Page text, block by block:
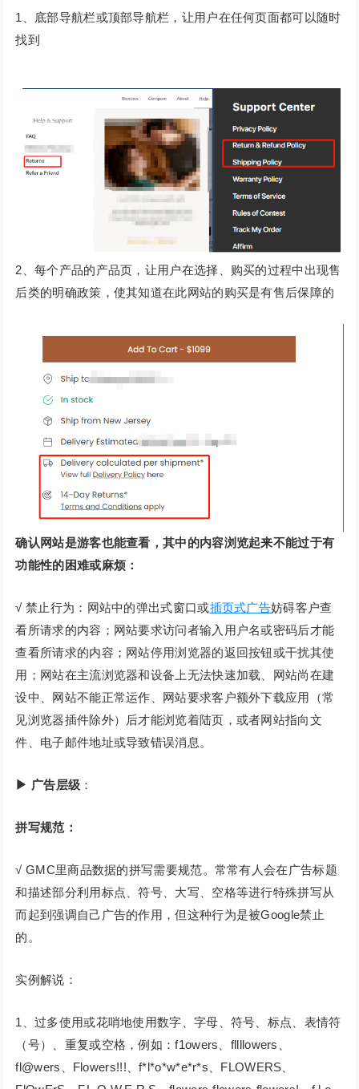
1、底部导航栏或顶部导航栏，让用户在任何页面都可以随时
找到
2、每个产品的产品页，让用户在选择、购买的过程中出现售
后类的明确政策，使其知道在此网站的购买是有售后保障的
确认网站是游客也能查看，其中的内容浏览起来不能过于有
功能性的困难或麻烦：
√ 禁止行为：网站中的弹出式窗口或插页式广告妨碍客户查
看所请求的内容；网站要求访问者输入用户名或密码后才能
查看所请求的内容；网站停用浏览器的返回按钮或干扰其使
用；网站在主流浏览器和设备上无法快速加载、网站尚在建
设中、网站不能正常运作、网站要求客户额外下载应用（常
见浏览器插件除外）后才能浏览着陆页，或者网站指向文
件、电子邮件地址或导致错误消息。
▶ 广告层级 ：
拼写规范：
√ GMC里商品数据的拼写需要规范。常常有人会在广告标题
和描述部分利用标点、符号、大写、空格等进行特殊拼写从
而起到强调自己广告的作用，但这种行为是被Google禁止
的。
实例解说：
1、过多使用或花哨地使用数字、字母、符号、标点、表情符
（号）、重复或空格，例如：f1owers、fllllowers、
fl@wers、Flowers!!!、f*l*o*w*e*r*s、FLOWERS、